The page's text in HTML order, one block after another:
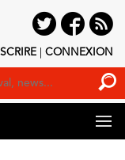
CONNEXION